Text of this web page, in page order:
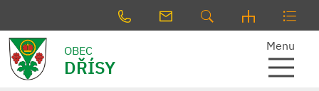
OBEC
DŘÍSY
Menu